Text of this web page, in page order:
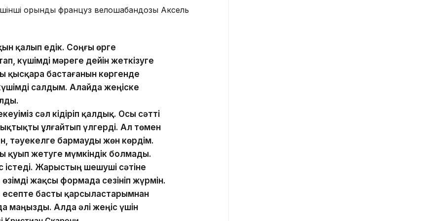
орынды француз велошабандозы Аксель
қалып едік. Соңғы өрге
күшімді мәреге дейін жеткізуге
бастағанын көргенде
салдым. Алайда жеңіске
сәл кідіріп қалдық. Осы сәтті
ұлғайтып үлгерді. Ал төмен
тәуекелге бармауды жөн көрдім.
жетуге мүмкіндік болмады.
Жарыстың шешуші сәтіне
өзімді жақсы формада сезініп жүрмін.
басты қарсыластарымнан
маңызды. Алда әлі жеңіс үшін